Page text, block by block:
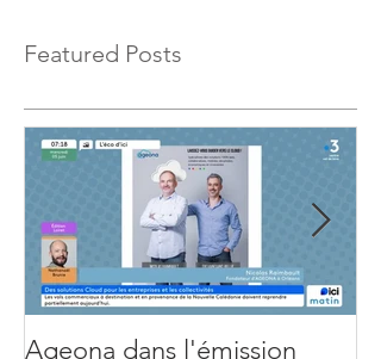
Featured Posts
Ageona dans l'émission